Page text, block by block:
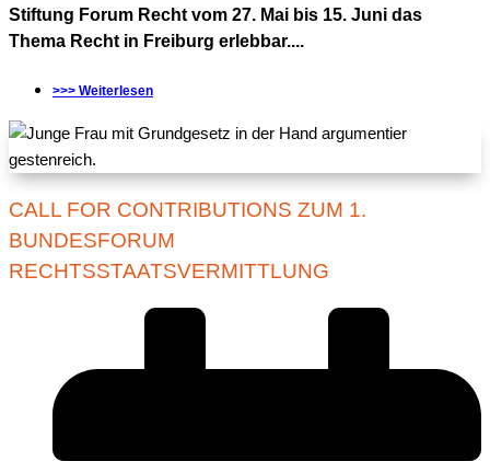
Stiftung Forum Recht vom 27. Mai bis 15. Juni das
Thema Recht in Freiburg erlebbar....
>>> Weiterlesen
CALL FOR CONTRIBUTIONS ZUM 1.
BUNDESFORUM
RECHTSSTAATSVERMITTLUNG